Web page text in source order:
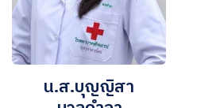
น.ส.บุญญิสา